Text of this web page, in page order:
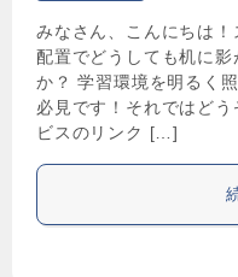
みなさん、こんにちは
配置でどうしても机に
か？ 学習環境を明るく
必見です！それではど
ビスのリンク […]